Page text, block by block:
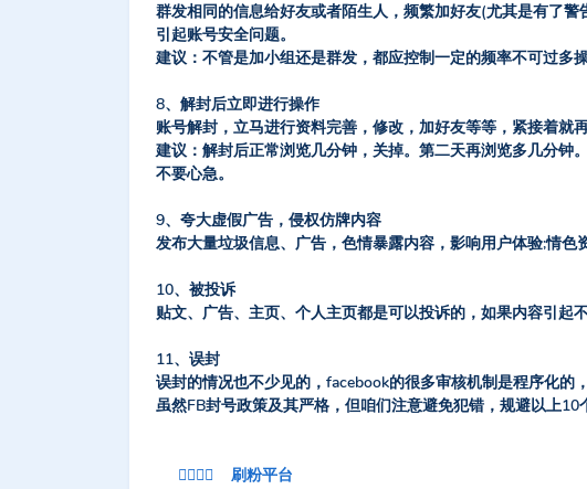
群发相同的信息给好友或者陌生人，频繁加好友(尤其是有了
引起账号安全问题。
建议：不管是加小组还是群发，都应控制一定的频率不可过多操
8、解封后立即进行操作
账号解封，立马进行资料完善，修改，加好友等等，紧接着就
建议：解封后正常浏览几分钟，关掉。第二天再浏览多几分
不要心急。
9、夸大虚假广告，侵权仿牌内容
发布大量垃圾信息、广告，色情暴露内容，影响用户体验;情
10、被投诉
贴文、广告、主页、个人主页都是可以投诉的，如果内容引起
11、误封
误封的情况也不少见的，facebook的很多审核机制是程序化的
虽然FB封号政策及其严格，但咱们注意避免犯错，规避以上
👉🏽👉🏽 刷粉平台